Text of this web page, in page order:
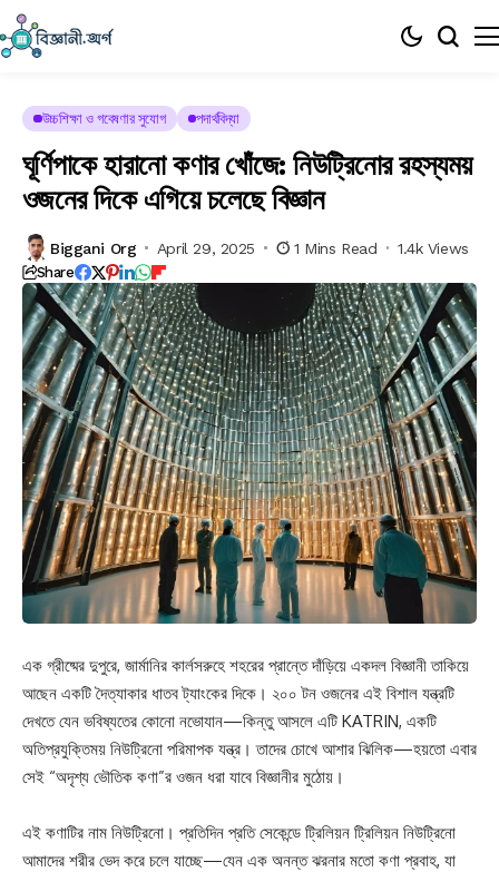
উচ্চশিক্ষা ও গবেষণার সুযোগ পদার্থবিদ্যা
ঘূর্ণিপাকে হারানো কণার খোঁজে: নিউট্রিনোর রহস্যময়
ওজনের দিকে এগিয়ে চলেছে বিজ্ঞান
Biggani Org April 29, 2025 1 Mins Read 1.4k Views
Share
এক গ্রীষ্মের দুপুরে, জার্মানির কার্লসরুহে শহরের প্রান্তে দাঁড়িয়ে একদল বিজ্ঞানী তাকিয়ে
আছেন একটি দৈত্যাকার ধাতব ট্যাংকের দিকে। ২০০ টন ওজনের এই বিশাল যন্ত্রটি
দেখতে যেন ভবিষ্যতের কোনো নভোযান—কিন্তু আসলে এটি KATRIN, একটি
অতিপ্রযুক্তিময় নিউট্রিনো পরিমাপক যন্ত্র। তাদের চোখে আশার ঝিলিক—হয়তো এবার
সেই “অদৃশ্য ভৌতিক কণা”র ওজন ধরা যাবে বিজ্ঞানীর মুঠোয়।
এই কণাটির নাম নিউট্রিনো। প্রতিদিন প্রতি সেকেন্ডে ট্রিলিয়ন ট্রিলিয়ন নিউট্রিনো
আমাদের শরীর ভেদ করে চলে যাচ্ছে—যেন এক অনন্ত ঝরনার মতো কণা প্রবাহ, যা